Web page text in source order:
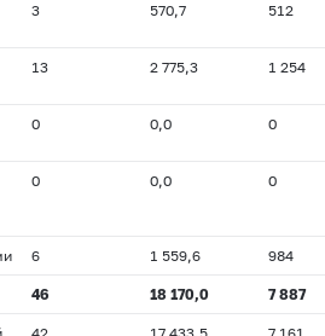
3 570,7 512
13 2 775,3 1 254
0 0,0 0
0 0,0 0
6 1 559,6 984
46 18 170,0 7 887